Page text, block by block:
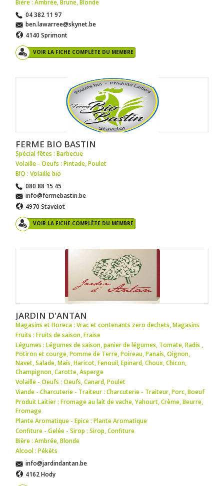
Bière : Ambrée,Brune,Blonde
04 382 11 97
ben.lawarree@skynet.be
4140 Sprimont
VOIR LA FICHE COMPLÈTE DU MEMBRE
FERME BIO BASTIN
Spécial fêtes : Barbecue
Volaille - Oeufs : Pintade,Poulet
BIO : Volaille bio
080 88 15 45
info@fermebastin.be
4970 Stavelot
VOIR LA FICHE COMPLÈTE DU MEMBRE
JARDIN D'ANTAN
Magasins et Horeca : Vrac et contenants zero dechets,Magasins
Fruits : Fruits de saison,Fraise
Légumes : Légumes de saison,panier de légumes, Tomate,Radis ,
Potiron et courge,Pomme de Terre,Poireau,Panais,Oignon,
Navet,Salade,Maïs,Haricot,Fenouil,Epinard,Choux,Chicon,
Champignon,Carotte,Asperge
Volaille - Oeufs : Oeufs,Canard,Poulet
Viande - Charcuterie - Traiteur : Charcuterie - Traiteur,Porc,Boeuf
Produit Laitier : Fromage au lait de vache,Yahourt,Crème,Beurre,
Fromage
Plante Aromatique - Epice : Plante Aromatique
Confiture - Gelée - Sirop : Sirop,Confiture
Bière : Ambrée,Blonde
Alcool : Pékèts
info@jardindantan.be
4162 Hody